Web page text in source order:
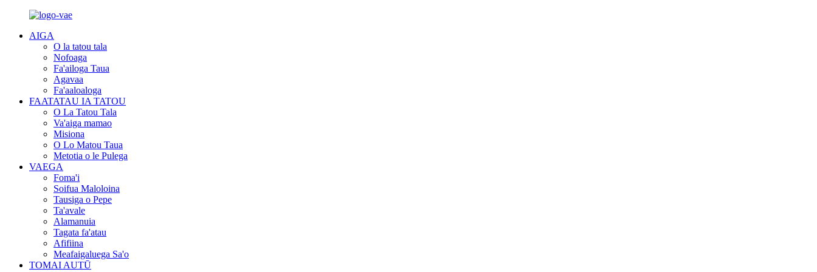
AIGA
O la tatou tala
Nofoaga
Fa'ailoga Taua
Agavaa
Fa'aaloaloga
FAATATAU IA TATOU
O La Tatou Tala
Va'aiga mamao
Misiona
O Lo Matou Taua
Metotia o le Pulega
VAEGA
Foma'i
Soifua Maloloina
Tausiga o Pepe
Ta'avale
Alamanuia
Tagata fa'atau
Afifiina
Meafaigaluega Sa'o
TOMAI AUTŪ